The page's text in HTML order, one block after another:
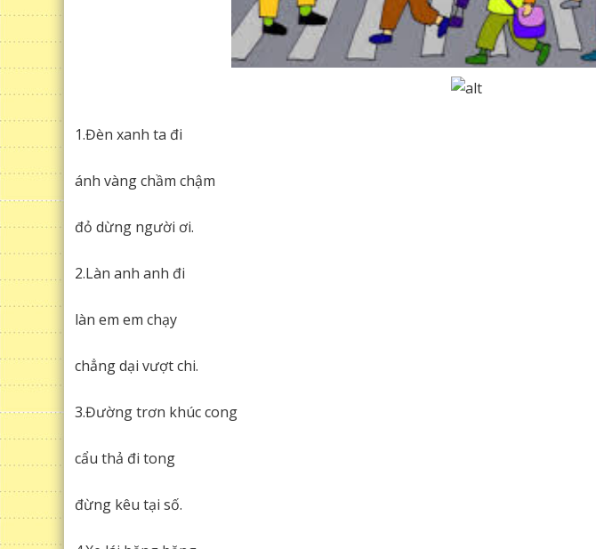
1.Đèn xanh ta đi
ánh vàng chầm chậm
đỏ dừng người ơi.
2.Làn anh anh đi
làn em em chạy
chẳng dại vượt chi.
3.Đường trơn khúc cong
cẩu thả đi tong
đừng kêu tại số.